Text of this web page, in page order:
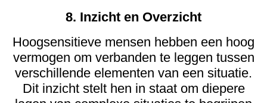
8. Inzicht en Overzicht
Hoogsensitieve mensen hebben een hoog
vermogen om verbanden te leggen tussen
verschillende elementen van een situatie.
Dit inzicht stelt hen in staat om diepere